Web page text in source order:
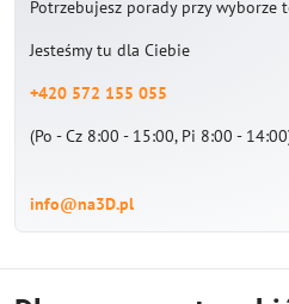
Potrzebujesz porady przy wyborze
Jesteśmy tu dla Ciebie
+420 572 155 055
(Po - Cz 8:00 - 15:00, Pi 8:00 -
info@na3D.pl